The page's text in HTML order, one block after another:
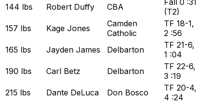
144 lbs Robert Duffy CBA
Fall 0 :31
(T2)
157 lbs
Kage Jones
Camden
Catholic
TF 18-1,
2 :56
165 lbs
Jayden James Delbarton
TF 21-6,
1 :04
190 lbs
Carl Betz Delbarton
TF 22-6,
3 :19
215 lbs
Dante DeLuca Don Bosco
TF 20-4,
4 :24